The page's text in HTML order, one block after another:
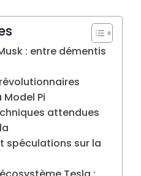
: entre démentis
Pi
attendues
spéculations sur la